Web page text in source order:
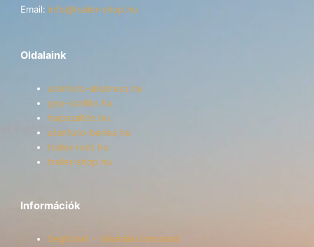
Email: info@trailer-shop.hu
Oldalaink
utanfuto-alkatresz.hu
gep-szallito.hu
hajoszallito.hu
utanfuto-berles.hu
trailer-rent.hu
trailer-shop.hu
Információk
Segítünk! – Vásárlási útmutató